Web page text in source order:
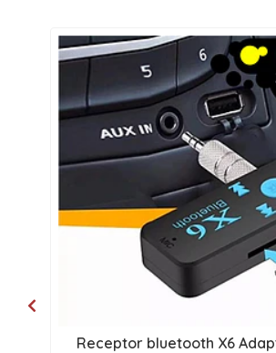
Receptor bluetooth X6